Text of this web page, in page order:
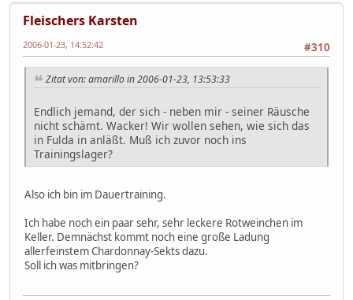
Fleischers Karsten
#310
2006-01-23, 14:52:42
Zitat von: amarillo in 2006-01-23, 13:53:33
Endlich jemand, der sich - neben mir - seiner Räusche
nicht schämt. Wacker! Wir wollen sehen, wie sich das
in Fulda in anläßt. Muß ich zuvor noch ins
Trainingslager?
Also ich bin im Dauertraining.
Ich habe noch ein paar sehr, sehr leckere Rotweinchen im
Keller. Demnächst kommt noch eine große Ladung
allerfeinstem Chardonnay-Sekts dazu.
Soll ich was mitbringen?